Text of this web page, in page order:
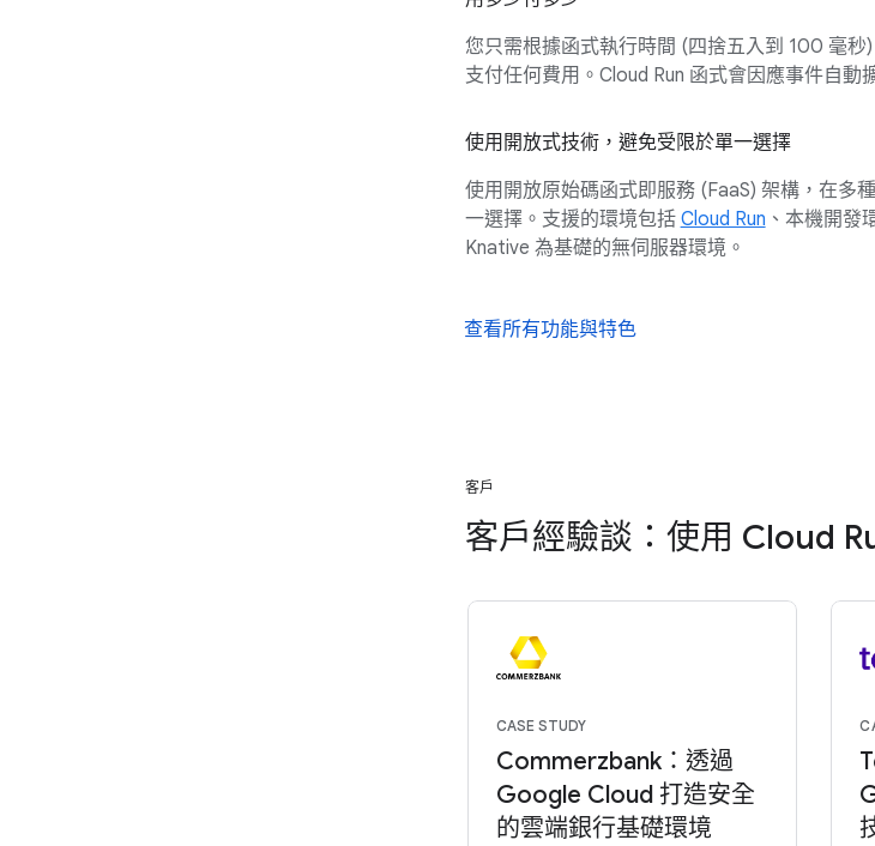
您只需根據函式執行時間 (四捨五入到 100 毫
支付任何費用。Cloud Run 函式會因應事件自動
使用開放式技術，避免受限於單一選擇
使用開放原始碼函式即服務 (FaaS) 架構，在多
一選擇。支援的環境包括 Cloud Run 、本機開發
Knative 為基礎的無伺服器環境。
查看所有功能與特色
客戶
客戶經驗談：使用 Cloud
CASE STUDY
Commerzbank：透過
Google Cloud 打造安全
的雲端銀行基礎環境